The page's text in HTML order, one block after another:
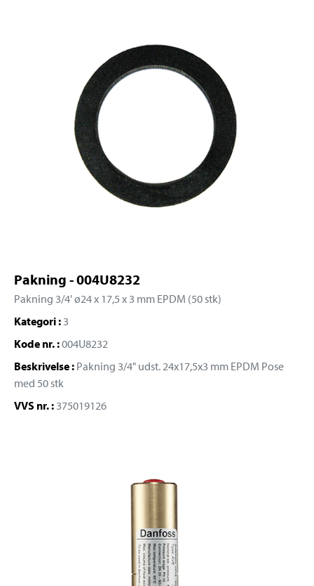
Pakning - 004U8232
Pakning 3/4' ø24 x 17,5 x 3 mm EPDM (50 stk)
Kategori : 3
Kode nr. :004U8232
Beskrivelse : Pakning 3/4" udst. 24x17,5x3 mm EPDM Pose
med 50 stk
VVS nr. : 375019126